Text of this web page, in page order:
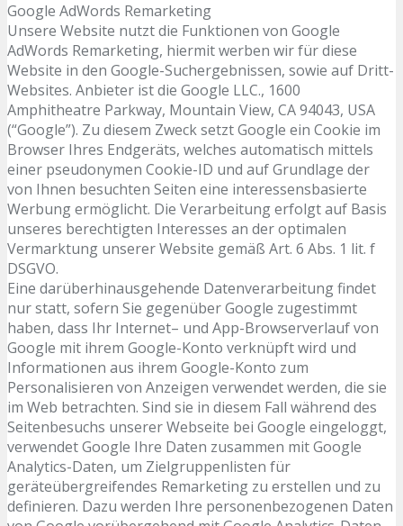
Google AdWords Remarketing
Unsere Website nutzt die Funktionen von Google
AdWords Remarketing, hiermit werben wir für diese
Website in den Google-Suchergebnissen, sowie auf Dritt-
Websites. Anbieter ist die Google LLC., 1600
Amphitheatre Parkway, Mountain View, CA 94043, USA
(“Google”). Zu diesem Zweck setzt Google ein Cookie im
Browser Ihres Endgeräts, welches automatisch mittels
einer pseudonymen Cookie-ID und auf Grundlage der
von Ihnen besuchten Seiten eine interessensbasierte
Werbung ermöglicht. Die Verarbeitung erfolgt auf Basis
unseres berechtigten Interesses an der optimalen
Vermarktung unserer Website gemäß Art. 6 Abs. 1 lit. f
DSGVO.
Eine darüberhinausgehende Datenverarbeitung findet
nur statt, sofern Sie gegenüber Google zugestimmt
haben, dass Ihr Internet– und App-Browserverlauf von
Google mit ihrem Google-Konto verknüpft wird und
Informationen aus ihrem Google-Konto zum
Personalisieren von Anzeigen verwendet werden, die sie
im Web betrachten. Sind sie in diesem Fall während des
Seitenbesuchs unserer Webseite bei Google eingeloggt,
verwendet Google Ihre Daten zusammen mit Google
Analytics-Daten, um Zielgruppenlisten für
geräteübergreifendes Remarketing zu erstellen und zu
definieren. Dazu werden Ihre personenbezogenen Daten